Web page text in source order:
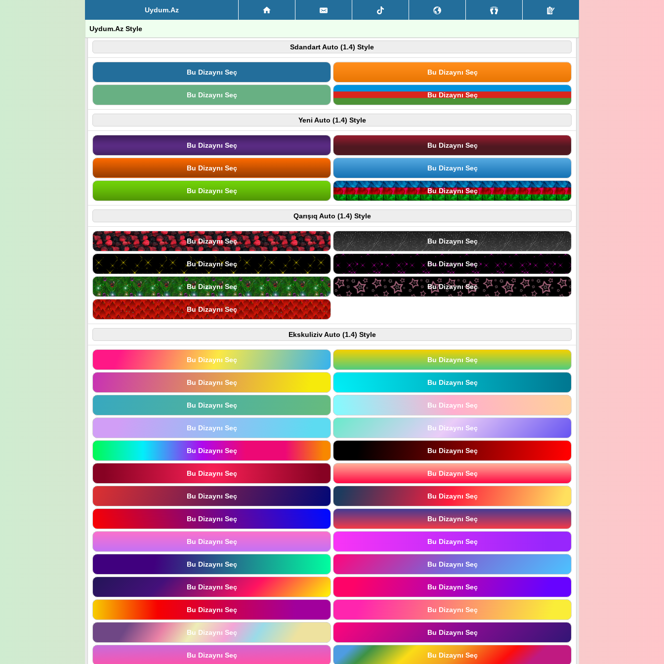
Uydum.Az
Uydum.Az Style
Sdandart Auto (1.4) Style
Bu Dizaynı Seç Bu Dizaynı Seç
Bu Dizaynı Seç Bu Dizaynı Seç
Yeni Auto (1.4) Style
Bu Dizaynı Seç Bu Dizaynı Seç
Bu Dizaynı Seç Bu Dizaynı Seç
Bu Dizaynı Seç Bu Dizaynı Seç
Qarışıq Auto (1.4) Style
Bu Dizaynı Seç Bu Dizaynı Seç
Bu Dizaynı Seç Bu Dizaynı Seç
Bu Dizaynı Seç Bu Dizaynı Seç
Bu Dizaynı Seç
Ekskuliziv Auto (1.4) Style
Bu Dizaynı Seç Bu Dizaynı Seç
Bu Dizaynı Seç Bu Dizaynı Seç
Bu Dizaynı Seç Bu Dizaynı Seç
Bu Dizaynı Seç Bu Dizaynı Seç
Bu Dizaynı Seç Bu Dizaynı Seç
Bu Dizaynı Seç Bu Dizaynı Seç
Bu Dizaynı Seç Bu Dizaynı Seç
Bu Dizaynı Seç Bu Dizaynı Seç
Bu Dizaynı Seç Bu Dizaynı Seç
Bu Dizaynı Seç Bu Dizaynı Seç
Bu Dizaynı Seç Bu Dizaynı Seç
Bu Dizaynı Seç Bu Dizaynı Seç
Bu Dizaynı Seç Bu Dizaynı Seç
Bu Dizaynı Seç Bu Dizaynı Seç